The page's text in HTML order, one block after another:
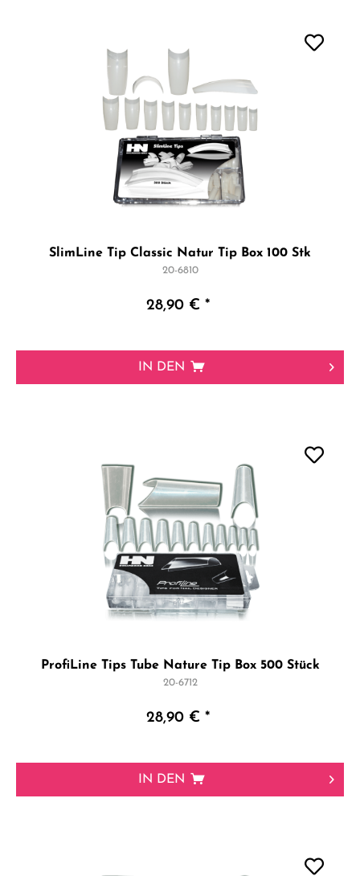
SlimLine Tip Classic Natur Tip Box 100 Stk
20-6810
28,90 € *
IN DEN
ProfiLine Tips Tube Nature Tip Box 500 Stück
20-6712
28,90 € *
IN DEN